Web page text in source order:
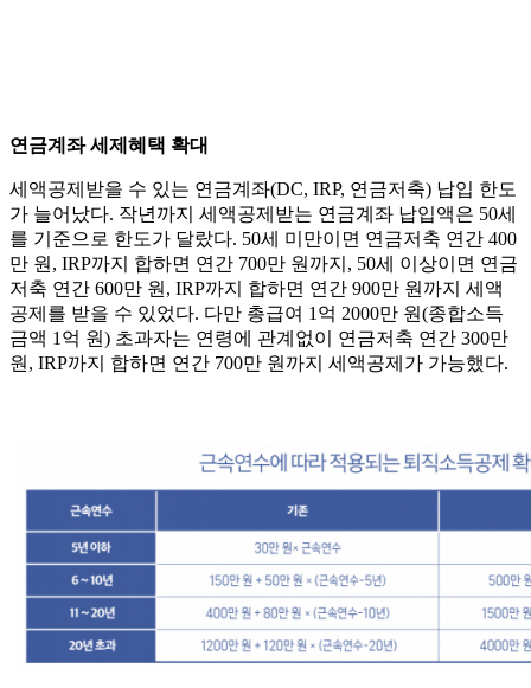
연금계좌 세제혜택 확대
세액공제받을 수 있는 연금계좌(DC, IRP, 연금저축) 납입 한도
가 늘어났다. 작년까지 세액공제받는 연금계좌 납입액은 50세
를 기준으로 한도가 달랐다. 50세 미만이면 연금저축 연간 400
만 원, IRP까지 합하면 연간 700만 원까지, 50세 이상이면 연금
저축 연간 600만 원, IRP까지 합하면 연간 900만 원까지 세액
공제를 받을 수 있었다. 다만 총급여 1억 2000만 원(종합소득
금액 1억 원) 초과자는 연령에 관계없이 연금저축 연간 300만
원, IRP까지 합하면 연간 700만 원까지 세액공제가 가능했다.